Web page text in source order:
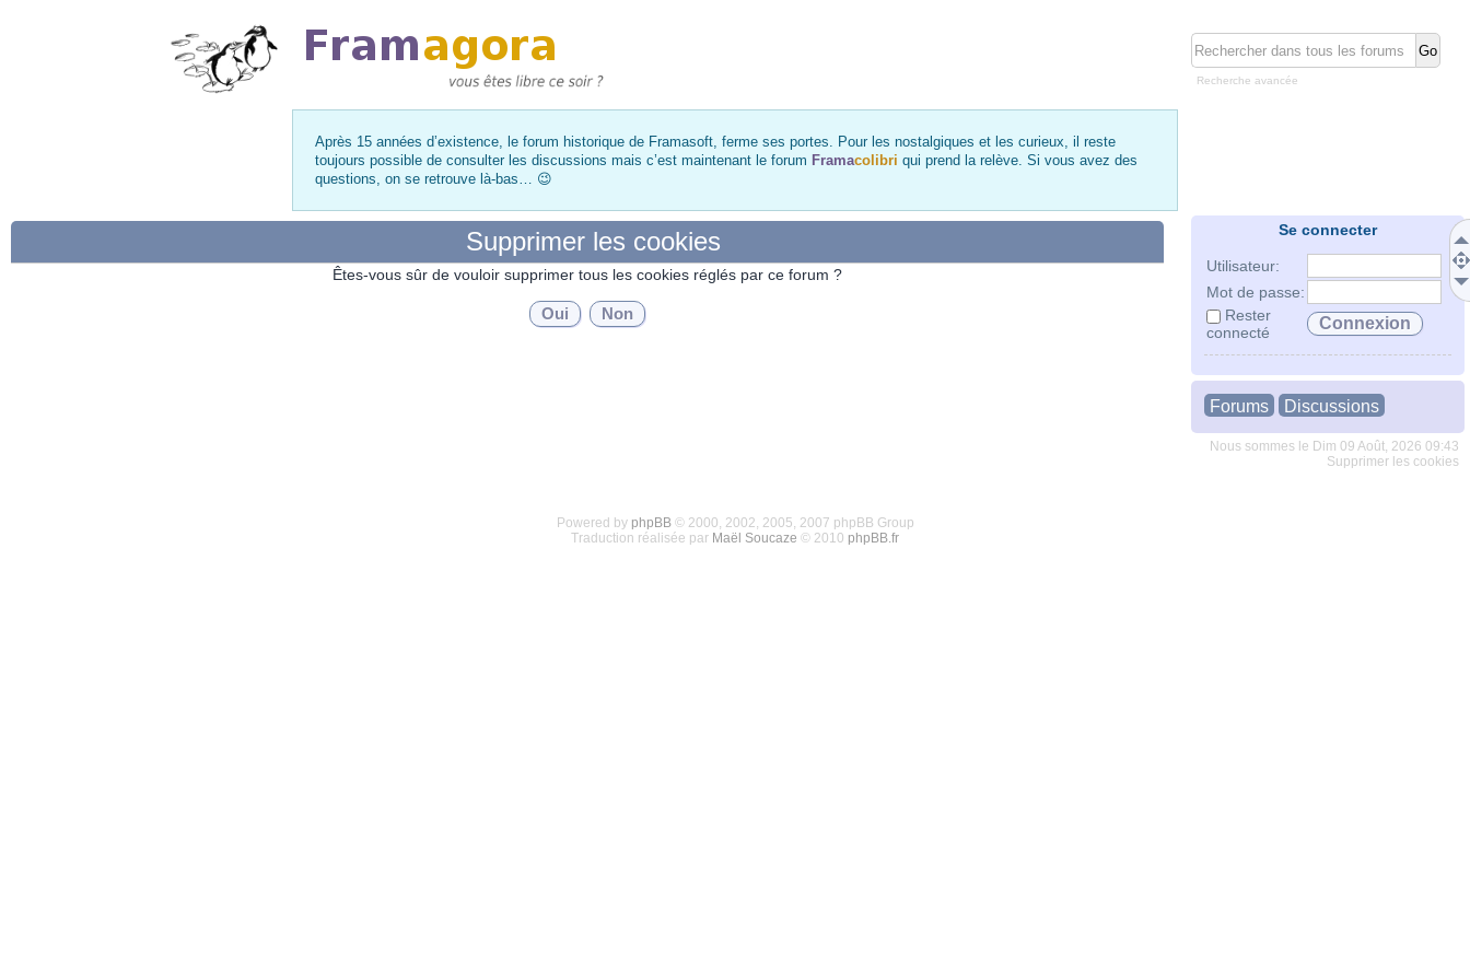
Recherche avancée
Après 15 années d’existence, le forum historique de Framasoft, ferme ses portes. Pour les nostalgiques et les curieux, il reste
toujours possible de consulter les discussions mais c’est maintenant le forum Framacolibri qui prend la relève. Si vous avez des
questions, on se retrouve là-bas… 😉
Se connecter
Utilisateur:
Mot de passe:
Rester
connecté
Forums Discussions
Nous sommes le Dim 09 Août, 2026 09:43
Supprimer les cookies
Supprimer les cookies
Êtes-vous sûr de vouloir supprimer tous les cookies réglés par ce forum ?
Powered by phpBB© 2000, 2002, 2005, 2007 phpBB Group
Traduction réalisée par Maël Soucaze © 2010 phpBB.fr